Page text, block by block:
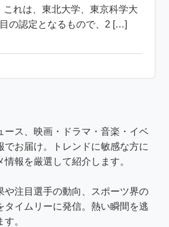
これは、東北大学、東京科学大
の認定となるもので、2 […]
ース、映画・ドラマ・音楽・イベ
でお届け。トレンドに敏感な方に
情報を厳選して紹介します。
や注目選手の動向、スポーツ界の
タイムリーに発信。熱い瞬間を逃
。